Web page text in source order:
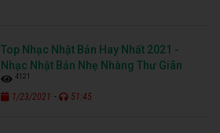
Top Nhạc Nhật Bản Hay Nhất 2021 -
Nhạc Nhật Bản Nhẹ Nhàng Thư Giãn
4121
1/23/2021 - 51:45